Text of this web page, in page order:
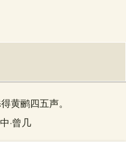
黄鹂四五声。
·曾几